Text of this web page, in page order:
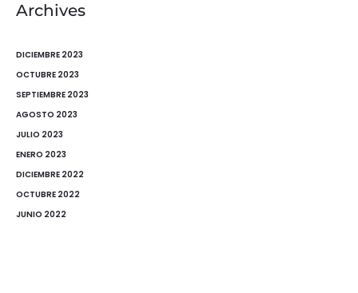
Archives
DICIEMBRE 2023
OCTUBRE 2023
SEPTIEMBRE 2023
AGOSTO 2023
JULIO 2023
ENERO 2023
DICIEMBRE 2022
OCTUBRE 2022
JUNIO 2022